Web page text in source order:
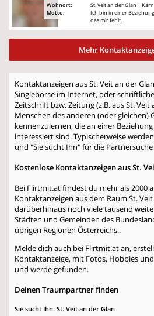
Wohnort:
Motto:
St. Veit an der Glan |
Ich bin in einer
das mir fehlt.
Mehr
Kontaktanzeigen aus St. Veit an der
Singlebörse im Internet, oder
Zeitschrift bzw. Zeitung (z.B. aus St.
Menschen des anderen (oder gleichen)
kennenzulernen, die an einer
interessiert sind. Typischerweise
und "Sie sucht Ihn" für die
Kostenlose Kontaktanzeigen aus St.
Bei Flirtmit.at findest du mehr als 2000
Kontaktanzeigen aus dem Raum St.
darüberhinaus noch viele tausend
Städten und Gemeinden des
übrigen Regionen Österreichs..
Melde dich auch bei Flirtmit.at an,
Kontaktanzeige, mit Fotos, Hobbies
und werde gefunden.
Deinen Traumpartner finden
Sie sucht Ihn: St. Veit an der Glan